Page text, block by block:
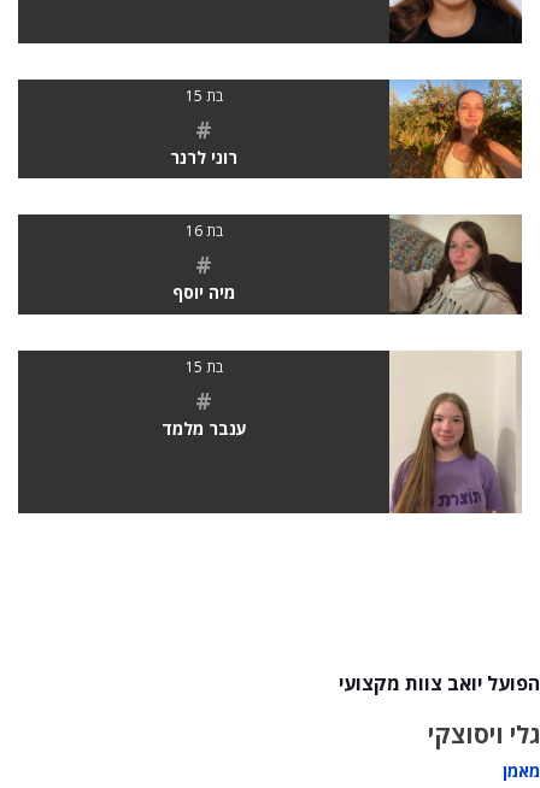
בת 15
#
רוני לרנר
בת 16
#
מיה יוסף
בת 15
#
ענבר מלמד
הפועל יואב צוות מקצועי
גלי ויסוצקי
מאמן